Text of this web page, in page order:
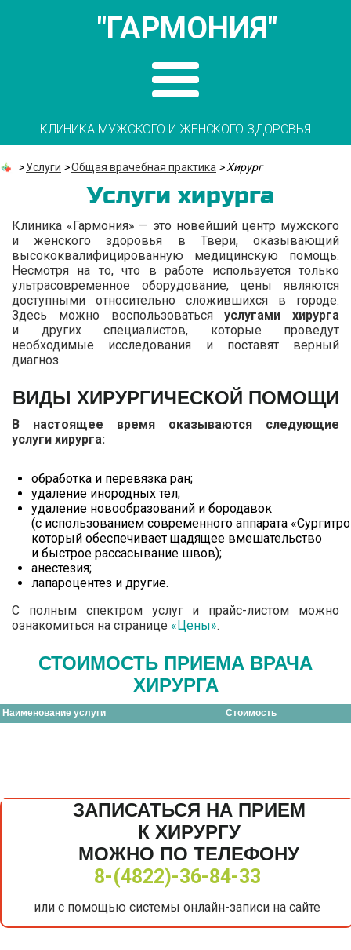
"ГАРМОНИЯ"
КЛИНИКА МУЖСКОГО И ЖЕНСКОГО ЗДОРОВЬЯ
>Услуги >Общая врачебная практика >Хирург
Услуги хирурга
Клиника «Гармония» — это новейший центр мужского
и женского здоровья в Твери, оказывающий
высококвалифицированную медицинскую помощь.
Несмотря на то, что в работе используется только
ультрасовременное оборудование, цены являются
доступными относительно сложившихся в городе.
Здесь можно воспользоватьсяуслугами хирурга
и других специалистов, которые проведут
необходимые исследования и поставят верный
диагноз.
ВИДЫ ХИРУРГИЧЕСКОЙ ПОМОЩИ
В настоящее время оказываются следующие
услуги хирурга:
обработка и перевязка ран;
удаление инородных тел;
удаление новообразований и бородавок
(с использованием современного аппарата
который обеспечивает щадящее вмешательство
и быстрое рассасывание швов);
анестезия;
лапароцентез и другие.
С полным спектром услуг и прайс-листом можно
ознакомиться на странице «Цены».
СТОИМОСТЬ ПРИЕМА ВРАЧА
ХИРУРГА
Наименование услуги Стоимость
ЗАПИСАТЬСЯ НА ПРИЕМ
К ХИРУРГУ
МОЖНО ПО ТЕЛЕФОНУ
8-(4822)-36-84-33
или с помощью системы онлайн-записи на сайте